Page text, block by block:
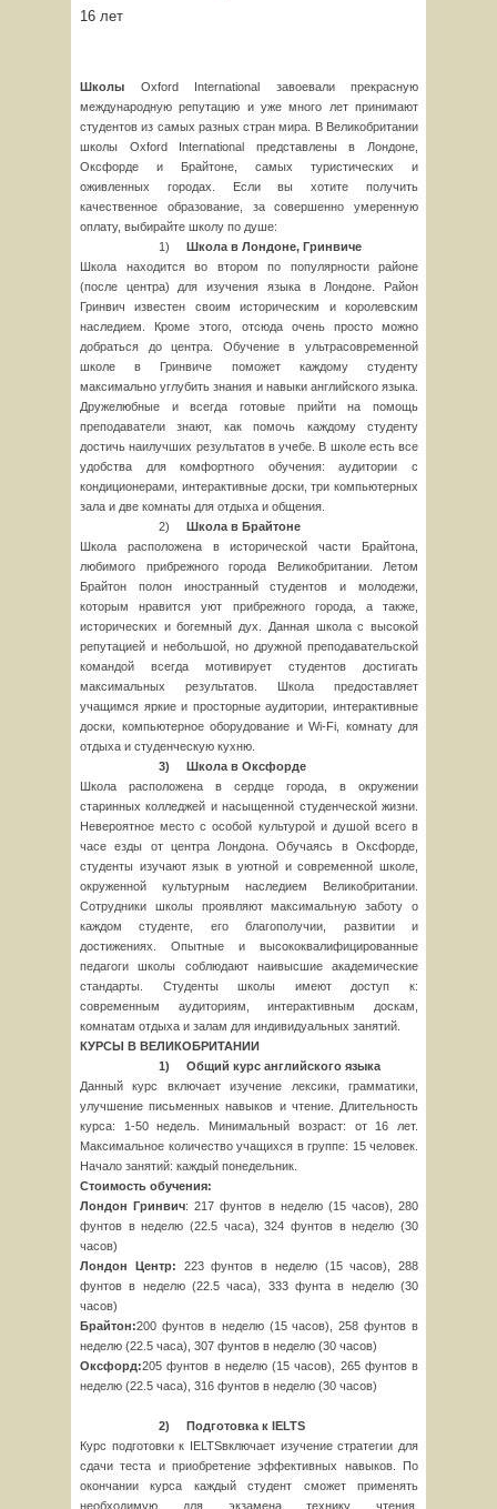
16 лет
Школы Oxford International завоевали прекрасную
международную репутацию и уже много лет принимают
студентов из самых разных стран мира. В Великобритании
школы Oxford International представлены в Лондоне,
Оксфорде и Брайтоне, самых туристических и
оживленных городах. Если вы хотите получить
качественное образование, за совершенно умеренную
оплату, выбирайте школу по душе:
1) Школа в Лондоне, Гринвиче
Школа находится во втором по популярности районе
(после центра) для изучения языка в Лондоне. Район
Гринвич известен своим историческим и королевским
наследием. Кроме этого, отсюда очень просто можно
добраться до центра. Обучение в ультрасовременной
школе в Гринвиче поможет каждому студенту
максимально углубить знания и навыки английского языка.
Дружелюбные и всегда готовые прийти на помощь
преподаватели знают, как помочь каждому студенту
достичь наилучших результатов в учебе. В школе есть все
удобства для комфортного обучения: аудитории с
кондиционерами, интерактивные доски, три компьютерных
зала и две комнаты для отдыха и общения.
2)
Школа в Брайтоне
Школа расположена в исторической части Брайтона,
любимого прибрежного города Великобритании. Летом
Брайтон полон иностранный студентов и молодежи,
которым нравится уют прибрежного города, а также,
исторических и богемный дух. Данная школа с высокой
репутацией и небольшой, но дружной преподавательской
командой всегда мотивирует студентов достигать
максимальных результатов. Школа предоставляет
учащимся яркие и просторные аудитории, интерактивные
доски, компьютерное оборудование и Wi-Fi, комнату для
отдыха и студенческую кухню.
3) Школа в Оксфорде
Школа расположена в сердце города, в окружении
старинных колледжей и насыщенной студенческой жизни.
Невероятное место с особой культурой и душой всего в
часе езды от центра Лондона. Обучаясь в Оксфорде,
студенты изучают язык в уютной и современной школе,
окруженной культурным наследием Великобритании.
Сотрудники школы проявляют максимальную заботу о
каждом студенте, его благополучии, развитии и
достижениях. Опытные и высококвалифицированные
педагоги школы соблюдают наивысшие академические
стандарты. Студенты школы имеют доступ к:
современным аудиториям, интерактивным доскам,
комнатам отдыха и залам для индивидуальных занятий.
КУРСЫ В ВЕЛИКОБРИТАНИИ
1)Общий курс английского языка
Данный курс включает изучение лексики, грамматики,
улучшение письменных навыков и чтение. Длительность
курса: 1-50 недель. Минимальный возраст: от 16 лет.
Максимальное количество учащихся в группе: 15 человек.
Начало занятий: каждый понедельник.
Cтоимость обучения:
Лондон Гринвич: 217 фунтов в неделю (15 часов), 280
фунтов в неделю (22.5 часа), 324 фунтов в неделю (30
часов)
Лондон Центр: 223 фунтов в неделю (15 часов), 288
фунтов в неделю (22.5 часа), 333 фунта в неделю (30
часов)
Брайтон:200 фунтов в неделю (15 часов), 258 фунтов в
неделю (22.5 часа), 307 фунтов в неделю (30 часов)
Оксфорд:205 фунтов в неделю (15 часов), 265 фунтов в
неделю (22.5 часа), 316 фунтов в неделю (30 часов)
2)Подготовка кIELTS
Курс подготовки к IELTSвключает изучение стратегии для
сдачи теста и приобретение эффективных навыков. По
окончании курса каждый студент сможет применять
необходимую для экзамена технику чтения,